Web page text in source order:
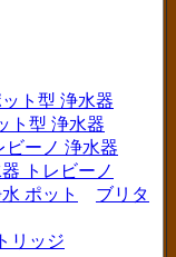
ト型 浄水器
ト型 浄水器
ビーノ 浄水器
トレビーノ
ポット
ブリタ
リッジ